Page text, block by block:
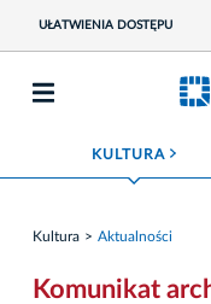
UŁATWIENIA DOSTĘPU
KULTURA ROZWIŃ MENU
Kultura Aktualności
Komunikat